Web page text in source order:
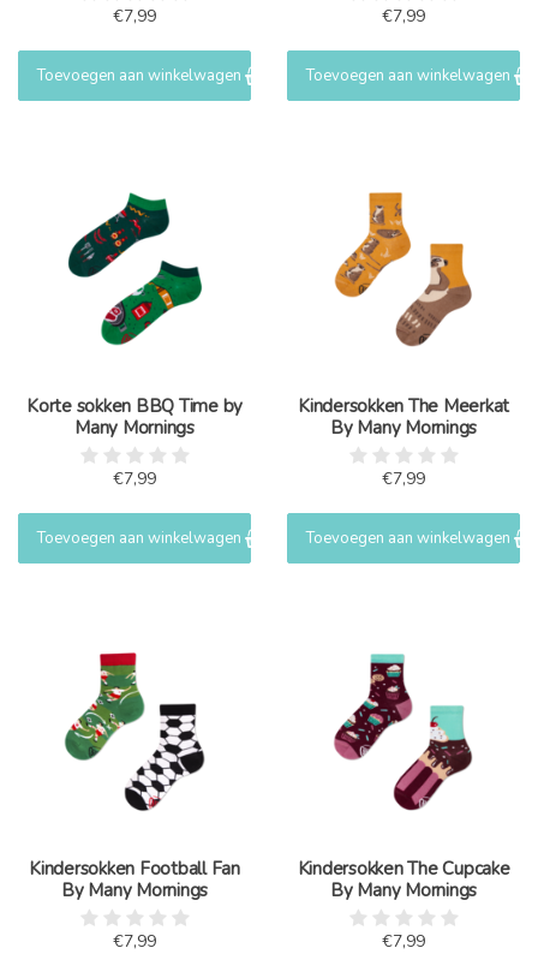
€7,99
Toevoegen aan winkelwagen
€7,99
Toevoegen aan winkelwagen
Korte sokken BBQ Time by
Many Mornings
€7,99
Toevoegen aan winkelwagen
Kindersokken The Meerkat
By Many Mornings
€7,99
Toevoegen aan winkelwagen
Kindersokken Football Fan
By Many Mornings
€7,99
Kindersokken The Cupcake
By Many Mornings
€7,99